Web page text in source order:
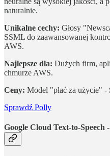
naturalnie.
Unikalne cechy: Głosy
SSML do zaawansowanej
AWS.
Najlepsze dla: Dużych firm,
chmurze AWS.
Ceny: Model "płać za użycie"
Sprawdź Polly
Google Cloud Text-to-Speech